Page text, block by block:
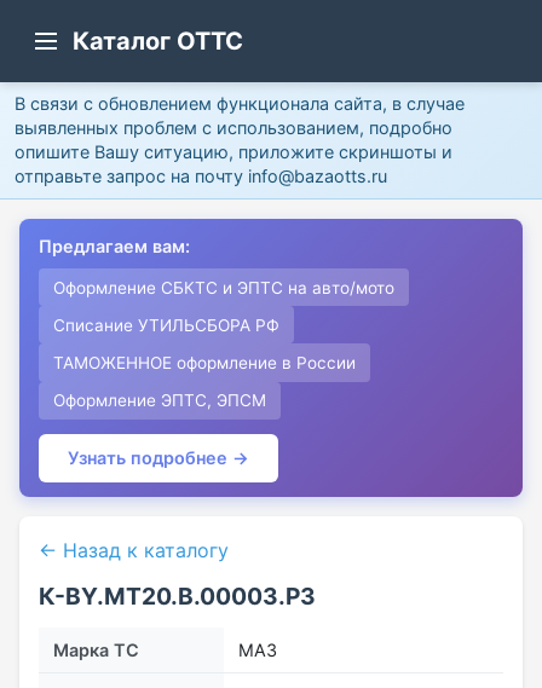
Каталог ОТТС
В связи с обновлением функционала сайта, в случае
выявленных проблем с использованием, подробно
опишите Вашу ситуацию, приложите скриншоты и
отправьте запрос на почту info@bazaotts.ru
Предлагаем вам:
Оформление СБКТС и ЭПТС на авто/мото
Списание УТИЛЬСБОРА РФ
ТАМОЖЕННОЕ оформление в России
Оформление ЭПТС, ЭПСМ
Узнать подробнее →
← Назад к каталогу
К-BY.MT20.B.00003.Р3
Марка ТС МАЗ